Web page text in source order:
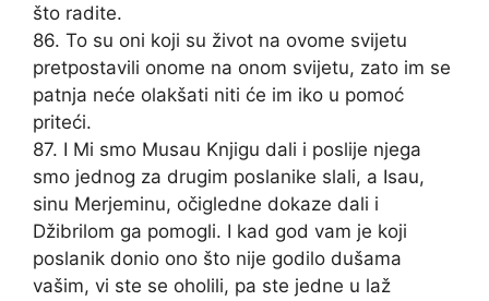
što radite.
86. To su oni koji su život na ovome svijetu
pretpostavili onome na onom svijetu, zato im se
patnja neće olakšati niti će im iko u pomoć
priteći.
87. I Mi smo Musau Knjigu dali i poslije njega
smo jednog za drugim poslanike slali, a Isau,
sinu Merjeminu, očigledne dokaze dali i
Džibrilom ga pomogli. I kad god vam je koji
poslanik donio ono što nije godilo dušama
vašim, vi ste se oholili, pa ste jedne u laž